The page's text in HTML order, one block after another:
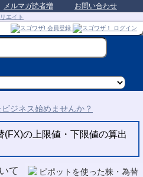
メルマガ読者増 お問い合わせ
(FX)の上限値・下限値の算出
て